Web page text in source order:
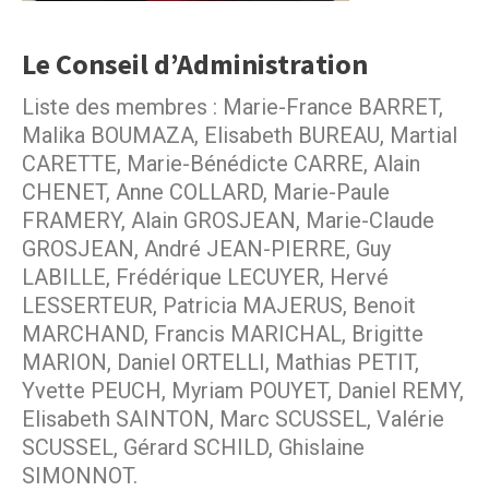
Le Conseil d’Administration
Liste des membres : Marie-France BARRET,
Malika BOUMAZA, Elisabeth BUREAU, Martial
CARETTE, Marie-Bénédicte CARRE, Alain
CHENET, Anne COLLARD, Marie-Paule
FRAMERY, Alain GROSJEAN, Marie-Claude
GROSJEAN, André JEAN-PIERRE, Guy
LABILLE, Frédérique LECUYER, Hervé
LESSERTEUR, Patricia MAJERUS, Benoit
MARCHAND, Francis MARICHAL, Brigitte
MARION, Daniel ORTELLI, Mathias PETIT,
Yvette PEUCH, Myriam POUYET, Daniel REMY,
Elisabeth SAINTON, Marc SCUSSEL, Valérie
SCUSSEL, Gérard SCHILD, Ghislaine
SIMONNOT.